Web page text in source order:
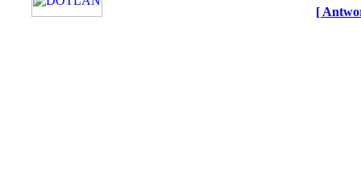
[